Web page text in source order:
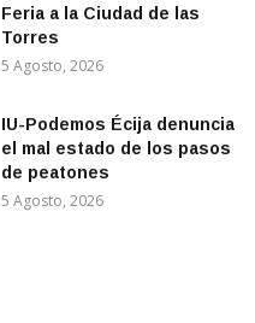
Feria a la Ciudad de las
Torres
5 Agosto, 2026
IU-Podemos Écija denuncia
el mal estado de los pasos
de peatones
5 Agosto, 2026